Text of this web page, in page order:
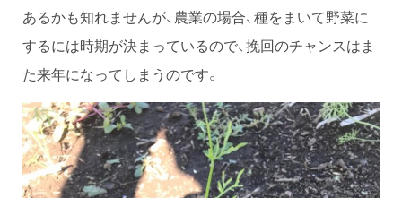
あるかも知れませんが、農業の場合、種をまいて野菜に
するには時期が決まっているので、挽回のチャンスはま
た来年になってしまうのです。